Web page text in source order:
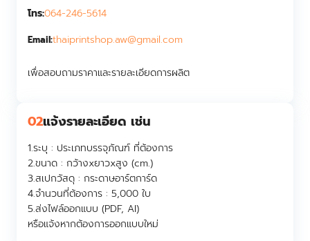
โทร:064-246-5614
Email:thaiprintshop.aw@gmail.com
เพื่อสอบถามราคาและรายละเอียดการผลิต
02แจ้งรายละเอียด เช่น
1.ระบุ : ประเภทบรรจุภัณฑ์ ที่ต้องการ
2.ขนาด : กว้างxยาวxสูง (cm.)
3.สเปกวัสดุ : กระดาษอาร์ตการ์ด
4.จำนวนที่ต้องการ : 5,000 ใบ
5.ส่งไฟล์ออกแบบ (PDF, AI)
หรือแจ้งหากต้องการออกแบบใหม่